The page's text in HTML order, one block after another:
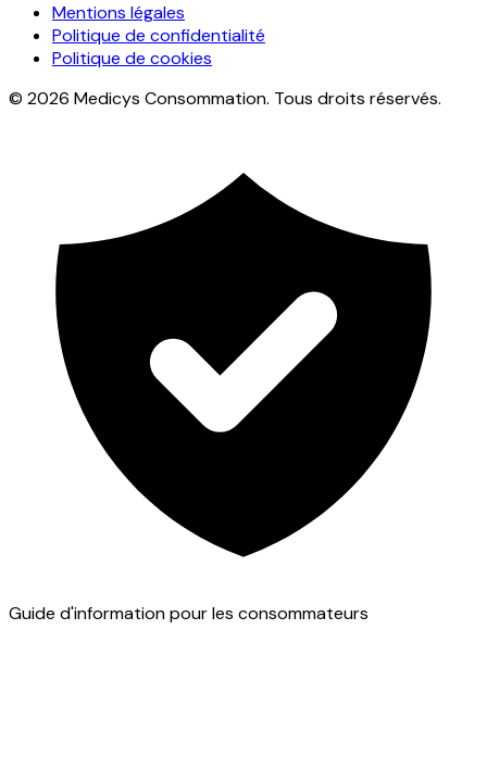
Mentions légales
Politique de confidentialité
Politique de cookies
© 2026 Medicys Consommation. Tous droits réservés.
Guide d'information pour les consommateurs